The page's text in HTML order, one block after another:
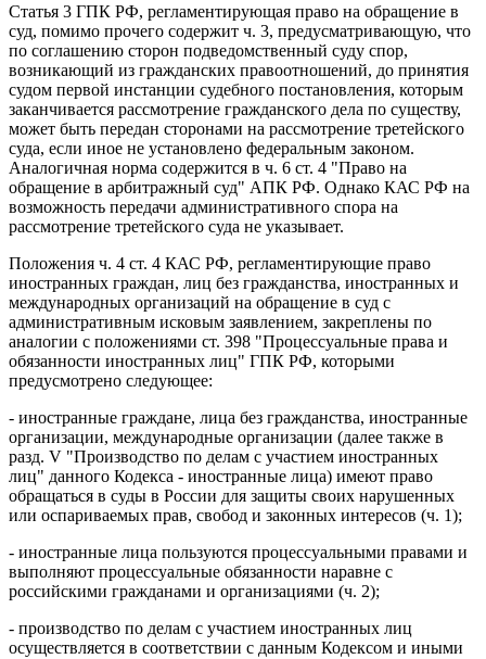
Статья 3 ГПК РФ, регламентирующая право на обращение в
суд, помимо прочего содержит ч. 3, предусматривающую, что
по соглашению сторон подведомственный суду спор,
возникающий из гражданских правоотношений, до принятия
судом первой инстанции судебного постановления, которым
заканчивается рассмотрение гражданского дела по существу,
может быть передан сторонами на рассмотрение третейского
суда, если иное не установлено федеральным законом.
Аналогичная норма содержится в ч. 6 ст. 4 "Право на
обращение в арбитражный суд" АПК РФ. Однако КАС РФ на
возможность передачи административного спора на
рассмотрение третейского суда не указывает.
Положения ч. 4 ст. 4 КАС РФ, регламентирующие право
иностранных граждан, лиц без гражданства, иностранных и
международных организаций на обращение в суд с
административным исковым заявлением, закреплены по
аналогии с положениями ст. 398 "Процессуальные права и
обязанности иностранных лиц" ГПК РФ, которыми
предусмотрено следующее:
- иностранные граждане, лица без гражданства, иностранные
организации, международные организации (далее также в
разд. V "Производство по делам с участием иностранных
лиц" данного Кодекса - иностранные лица) имеют право
обращаться в суды в России для защиты своих нарушенных
или оспариваемых прав, свобод и законных интересов (ч. 1);
- иностранные лица пользуются процессуальными правами и
выполняют процессуальные обязанности наравне с
российскими гражданами и организациями (ч. 2);
- производство по делам с участием иностранных лиц
осуществляется в соответствии с данным Кодексом и иными